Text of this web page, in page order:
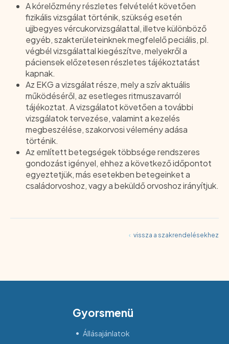
A kórelőzmény részletes felvételét követően
fizikális vizsgálat történik, szükség esetén
ujjbegyes vércukorvizsgálattal, illetve különböző
egyéb, szakterületeinknek megfelelő peciális, pl.
végbél vizsgálattal kiegészítve, melyekről a
páciensek előzetesen részletes tájékoztatást
kapnak.
Az EKG a vizsgálat része, mely a szív aktuális
működéséről, az esetleges ritmuszavarról
tájékoztat. A vizsgálatot követően a további
vizsgálatok tervezése, valamint a kezelés
megbeszélése, szakorvosi vélemény adása
történik.
Az említett betegségek többsége rendszeres
gondozást igényel, ehhez a következő időpontot
egyeztetjük, más esetekben betegeinket a
családorvoshoz, vagy a beküldő orvoshoz irányítjuk.
‹ vissza a szakrendelésekhez
Gyorsmenü
Állásajánlatok